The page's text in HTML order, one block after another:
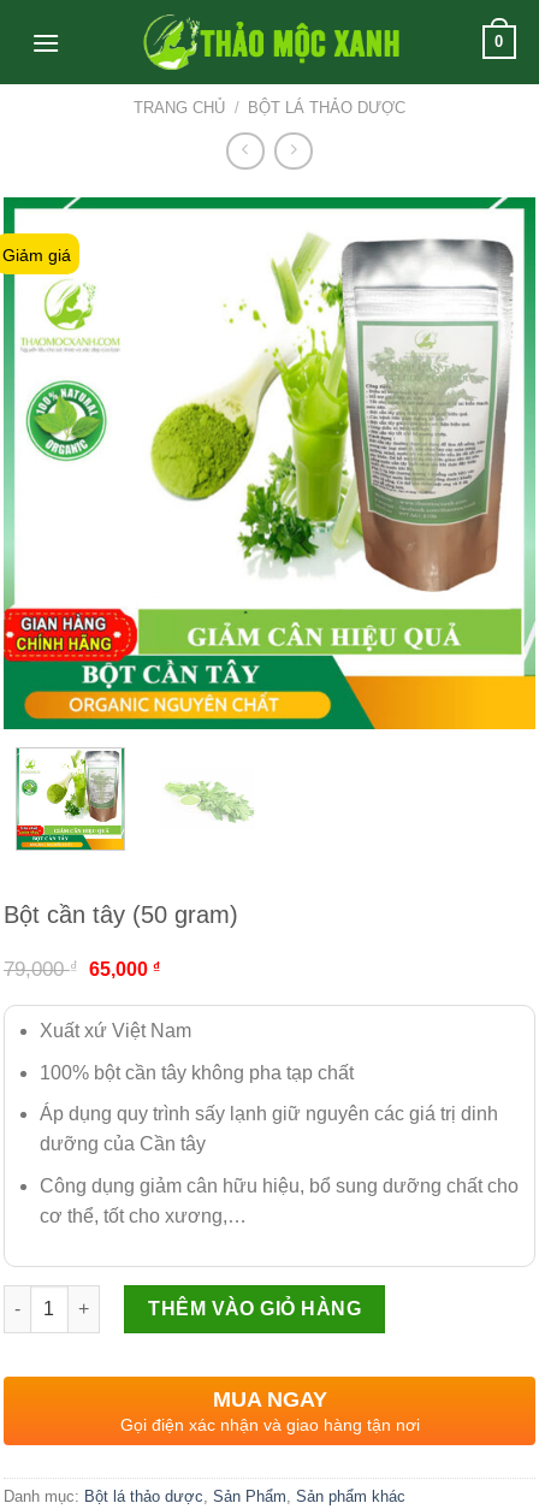
0
TRANG CHỦ / BỘT LÁ THẢO DƯỢC
Giảm giá
Bột cần tây (50 gram)
79,000₫ 65,000₫
Xuất xứ Việt Nam
100% bột cần tây không pha tạp chất
Áp dụng quy trình sấy lạnh giữ nguyên các giá trị dinh
dưỡng của Cần tây
Công dụng giảm cân hữu hiệu, bổ sung dưỡng chất cho
cơ thể, tốt cho xương,…
Số lượng
THÊM VÀO GIỎ HÀNG
MUA NGAY
Gọi điện xác nhận và giao hàng tận nơi
Danh mục: Bột lá thảo dược, Sản Phẩm, Sản phẩm khác